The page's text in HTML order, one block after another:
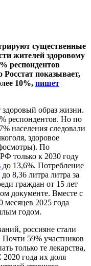
существенные
жителей здоровому
респондентов
показывает,
10%, пишет
здоровый образ жизни.
респондентов. Но по
населения следовали
здоровое
По
только к 2030 году
до 13,6%. Потребление
8,36 литра литра за
граждан от 15 лет
документе. Вместе с
месяцев 2025 года
годом.
россияне стали
Почти 59% участников
только те лекарства,
года их доля